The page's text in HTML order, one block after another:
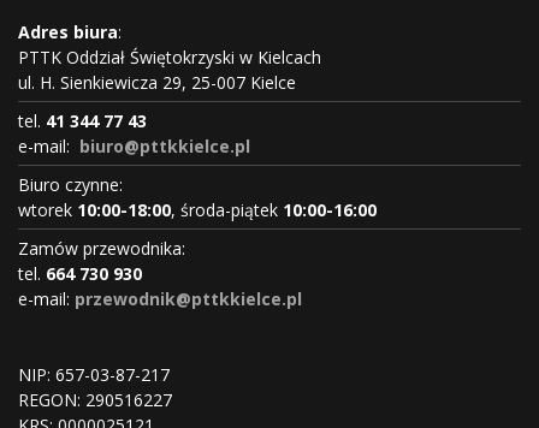
Adres biura:
PTTK Oddział Świętokrzyski w Kielcach
ul. H. Sienkiewicza 29, 25-007 Kielce
tel. 41 344 77 43
e-mail: biuro@pttkkielce.pl
Biuro czynne:
wtorek 10:00-18:00, środa-piątek 10:00-16:00
Zamów przewodnika:
tel. 664 730 930
e-mail: przewodnik@pttkkielce.pl
NIP: 657-03-87-217
REGON: 290516227